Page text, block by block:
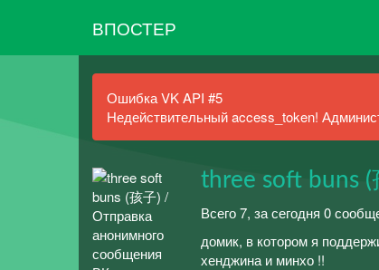
ВПОСТЕР
Ошибка VK API #5
Недействительный access_token!
three soft buns (
Всего 7, за сегодня 0
домик, в котором я
хенджина и минхо !!